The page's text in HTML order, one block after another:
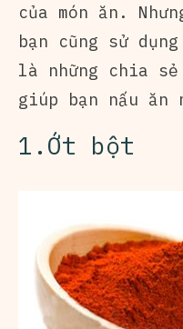
của món ăn.
bạn cũng sử
là những chia sẻ
giúp bạn nấu ăn
1.Ớt bột